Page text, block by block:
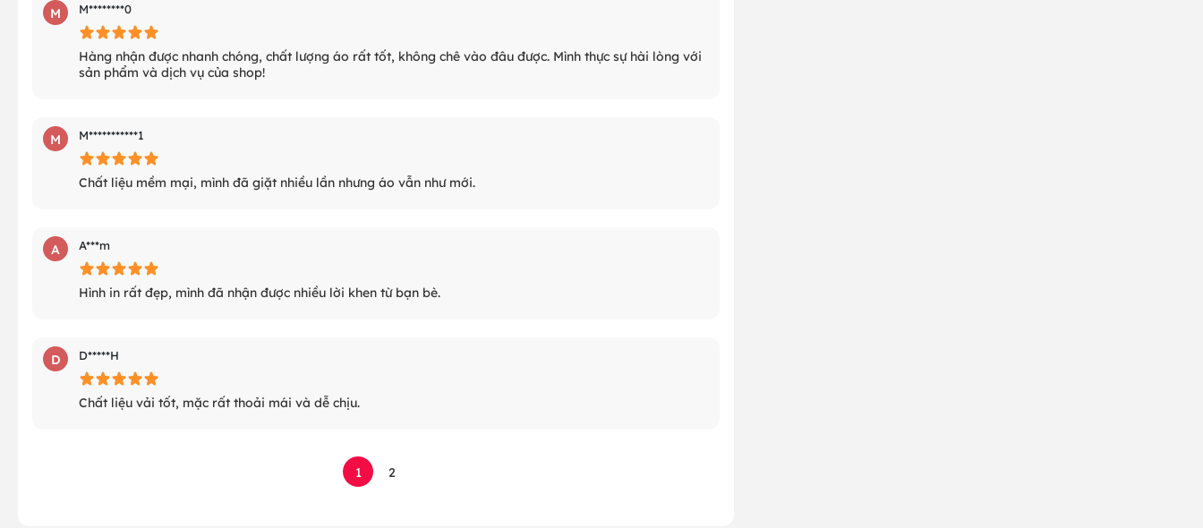
M M********0
Hàng nhận được nhanh chóng, chất lượng áo rất tốt, không chê vào đâu được. Mình thực sự hài lòng với
sản phẩm và dịch vụ của shop!
M M***********1
Chất liệu mềm mại, mình đã giặt nhiều lần nhưng áo vẫn như mới.
A A***m
Hình in rất đẹp, mình đã nhận được nhiều lời khen từ bạn bè.
D D*****H
Chất liệu vải tốt, mặc rất thoải mái và dễ chịu.
1 2